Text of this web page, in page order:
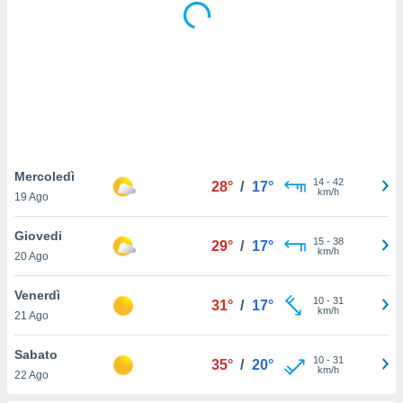
nel
utilizzati
potrai
Mercoledì
19 Ago
28° / 17° 14- 42
km/h
Giovedi
20 Ago
29° / 17° 15- 38
km/h
Venerdì
21 Ago
31° / 17° 10- 31
km/h
Sabato
22 Ago
35° / 20° 10- 31
km/h